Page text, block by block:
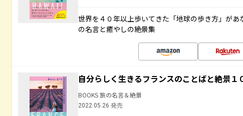
世界を４０年以上歩いてきた「地球の歩き方」が
の名言と癒やしの絶景集
自分らしく生きるフランスのことばと絶景１
BOOKS 旅の名言＆絶景
2022.05.26 発売